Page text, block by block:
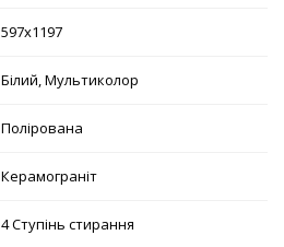
597х1197
Білий, Мультиколор
Полірована
Керамограніт
4 Ступінь стирання